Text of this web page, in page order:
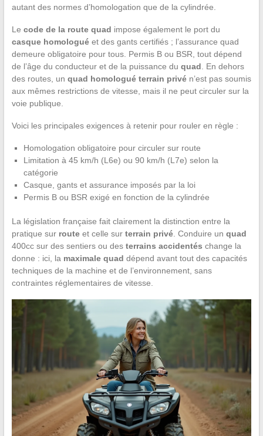
autant des normes d’homologation que de la cylindrée.
Le code de la route quad impose également le port du
casque homologuéet des gants certifiés ; l’assurance quad
demeure obligatoire pour tous. Permis B ou BSR, tout dépend
de l’âge du conducteur et de la puissance du quad . En dehors
des routes, un quad homologué terrain privén’est pas soumis
aux mêmes restrictions de vitesse, mais il ne peut circuler sur la
voie publique.
Voici les principales exigences à retenir pour rouler en règle :
Homologation obligatoire pour circuler sur route
Limitation à 45 km/h (L6e) ou 90 km/h (L7e) selon la
catégorie
Casque, gants et assurance imposés par la loi
Permis B ou BSR exigé en fonction de la cylindrée
La législation française fait clairement la distinction entre la
pratique sur routeet celle sur terrain privé. Conduire un quad
400cc sur des sentiers ou des terrains accidentés change la
donne : ici, la maximale quad dépend avant tout des capacités
techniques de la machine et de l’environnement, sans
contraintes réglementaires de vitesse.